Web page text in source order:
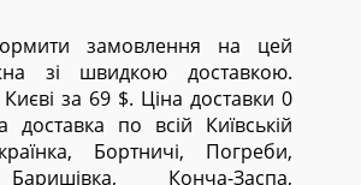
замовлення на цей
зі швидкою доставкою.
за 69 $. Ціна доставки 0
по всій Київській
Бортничі, Погреби,
Конча-Заспа,